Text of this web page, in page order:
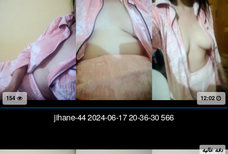
154 12:02
jihane-44 2024-06-17 20-36-30 566
دقة عالية